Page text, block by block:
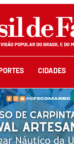
CIDADES